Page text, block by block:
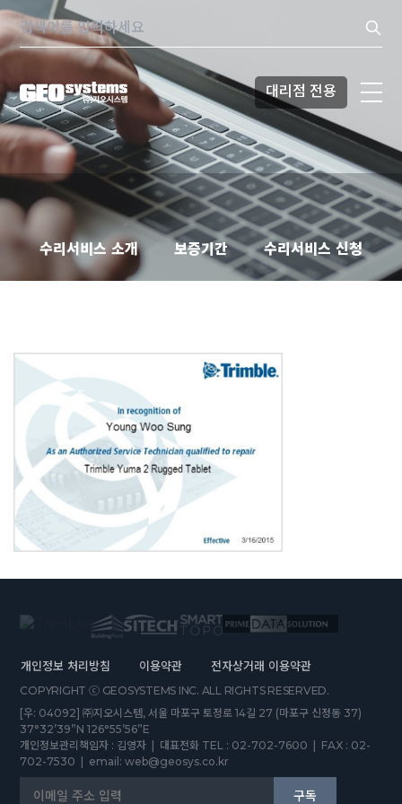
콘텐츠로
바로가기
Search:
대리점 전용
수리서비스 소개 보증기간 수리서비스 신청
개인정보 처리방침 이용약관 전자상거래 이용약관
COPYRIGHT ⓒ GEOSYSTEMS INC. ALL RIGHTS RESERVED.
[우: 04092] ㈜지오시스템, 서울 마포구 토정로 14길 27 (마포구 신정동 37)
37°32’39”N 126°55’56”E
개인정보관리책임자 : 김영자 | 대표전화 TEL : 02-702-7600 | FAX : 02-
702-7530 | email: web@geosys.co.kr
구독